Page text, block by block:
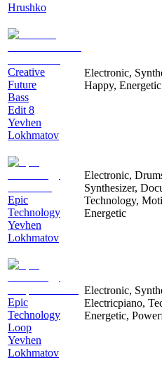
Hrushko
Creative
Future
Bass
Edit 8
Yevhen
Lokhmatov
Electronic,
Happy, Energetic
Epic
Technology
Yevhen
Lokhmatov
Electronic,
Synthesizer,
Technology,
Energetic
Epic
Technology
Loop
Yevhen
Lokhmatov
Electronic,
Electricpiano,
Energetic,